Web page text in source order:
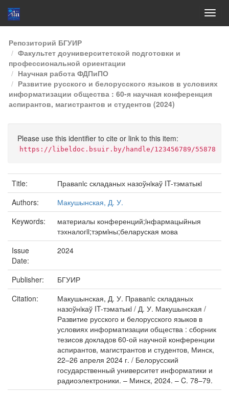
Skip
navigation
Репозиторий БГУИР
Факультет доуниверситетской подготовки и
профессиональной ориентации
Научная работа ФДПиПО
Развитие русского и белорусского языков в условиях
информатизации общества : 60-я научная конференция
аспирантов, магистрантов и студентов (2024)
Please use this identifier to cite or link to this item:
https://libeldoc.bsuir.by/handle/123456789/55878
Title:
Правапiс складаных назоўнiкаў IT-тэматыкi
Authors:
Макушынская, Д. У.
Keywords:
материалы конференций;iнфармацыйныя
тэхналогii;тэрмiны;беларуская мова
Issue
Date:
2024
Publisher:
БГУИР
Citation:
Макушынская, Д. У. Правапiс складаных
назоўнiкаў IT-тэматыкi / Д. У. Макушынская /
Развитие русского и белорусского языков в
условиях информатизации общества : сборник
тезисов докладов 60-ой научной конференции
аспирантов, магистрантов и студентов, Минск,
22–26 апреля 2024 г. / Белорусский
государственный университет информатики и
радиоэлектроники. – Минск, 2024. – C. 78–79.